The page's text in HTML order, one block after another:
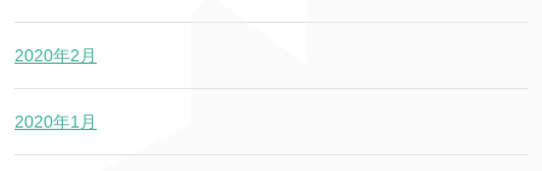
2020年2月
2020年1月